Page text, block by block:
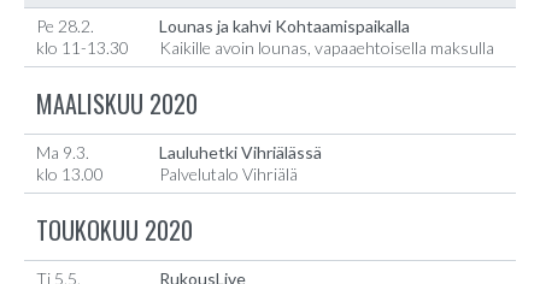
Pe 28.2.
klo 11-13.30
Lounas ja kahvi Kohtaamispaikalla
Kaikille avoin lounas, vapaaehtoisella maksulla
MAALISKUU 2020
Ma 9.3.
klo 13.00
Lauluhetki Vihriälässä
Palvelutalo Vihriälä
TOUKOKUU 2020
Ti 5.5.
RukousLive